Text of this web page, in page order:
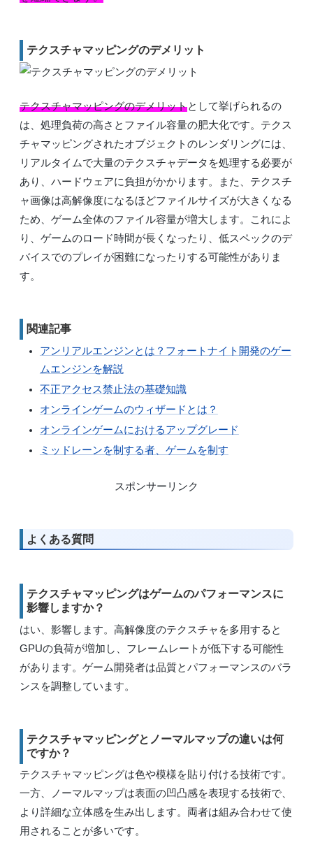
テクスチャマッピングのデメリット
テクスチャマッピングのデメリットとして挙げられるの
は、処理負荷の高さとファイル容量の肥大化です。テクス
チャマッピングされたオブジェクトのレンダリングには、
リアルタイムで大量のテクスチャデータを処理する必要が
あり、ハードウェアに負担がかかります。また、テクスチ
ャ画像は高解像度になるほどファイルサイズが大きくなる
ため、ゲーム全体のファイル容量が増大します。これによ
り、ゲームのロード時間が長くなったり、低スペックのデ
バイスでのプレイが困難になったりする可能性がありま
す。
関連記事
アンリアルエンジンとは？フォートナイト開発のゲー
ムエンジンを解説
不正アクセス禁止法の基礎知識
オンラインゲームのウィザードとは？
オンラインゲームにおけるアップグレード
ミッドレーンを制する者、ゲームを制す
スポンサーリンク
よくある質問
テクスチャマッピングはゲームのパフォーマンスに
影響しますか？
はい、影響します。高解像度のテクスチャを多用すると
GPUの負荷が増加し、フレームレートが低下する可能性
があります。ゲーム開発者は品質とパフォーマンスのバラ
ンスを調整しています。
テクスチャマッピングとノーマルマップの違いは何
ですか？
テクスチャマッピングは色や模様を貼り付ける技術です。
一方、ノーマルマップは表面の凹凸感を表現する技術で、
より詳細な立体感を生み出します。両者は組み合わせて使
用されることが多いです。